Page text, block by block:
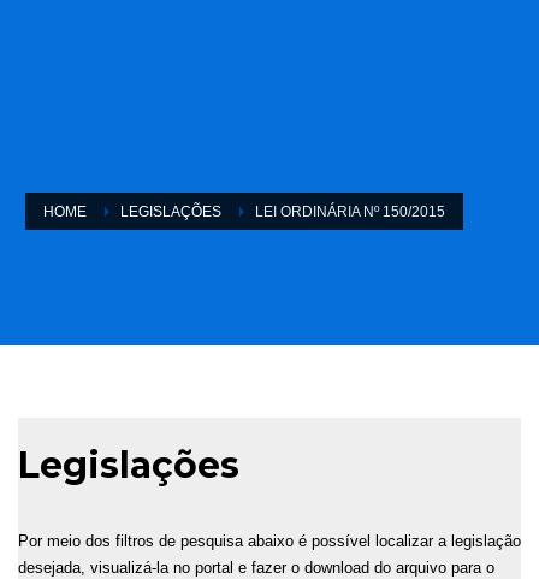
HOME LEGISLAÇÕES LEI ORDINÁRIA Nº 150/2015
Legislações
Por meio dos filtros de pesquisa abaixo é possível localizar a legislação
desejada, visualizá-la no portal e fazer o download do arquivo para o